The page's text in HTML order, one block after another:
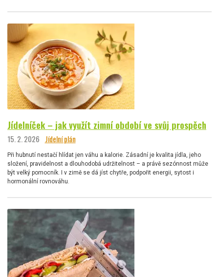
Jídelníček – jak využít zimní období ve svůj prospěch
15. 2. 2026 Jídelní plán
Při hubnutí nestačí hlídat jen váhu a kalorie. Zásadní je kvalita jídla, jeho
složení, pravidelnost a dlouhodobá udržitelnost – a právě sezónnost může
být velký pomocník. I v zimě se dá jíst chytře, podpořit energii, sytost i
hormonální rovnováhu.